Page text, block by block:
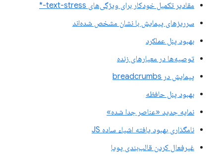
مقادیر تکمیل خودکار برای ویژگی‌های text-stress-*
سرریزهای پیمایش با نشان مشخص شده‌اند
بهبود پنل عملکرد
توصیه‌ها در معیارهای زنده
پیمایش در breadcrumbs
بهبود پنل حافظه
نمایه جدید «عناصر جدا شده»
نامگذاری بهبود یافته اشیاء ساده JS
غیرفعال کردن قالب‌بندی پویا